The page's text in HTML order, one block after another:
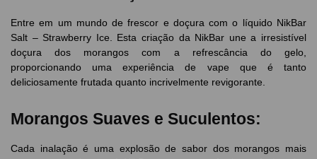
Entre em um mundo de frescor e doçura com o líquido NikBar
Salt – Strawberry Ice. Esta criação da NikBar une a irresistível
doçura dos morangos com a refrescância do gelo,
proporcionando uma experiência de vape que é tanto
deliciosamente frutada quanto incrivelmente revigorante.
Morangos Suaves e Suculentos:
Cada inalação é uma explosão de sabor dos morangos mais